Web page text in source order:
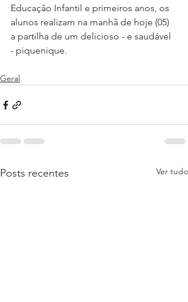
Educação Infantil e primeiros anos, os
alunos realizam na manhã de hoje (05)
a partilha de um delicioso - e saudável
- piquenique.
Geral
Posts recentes Ver tudo